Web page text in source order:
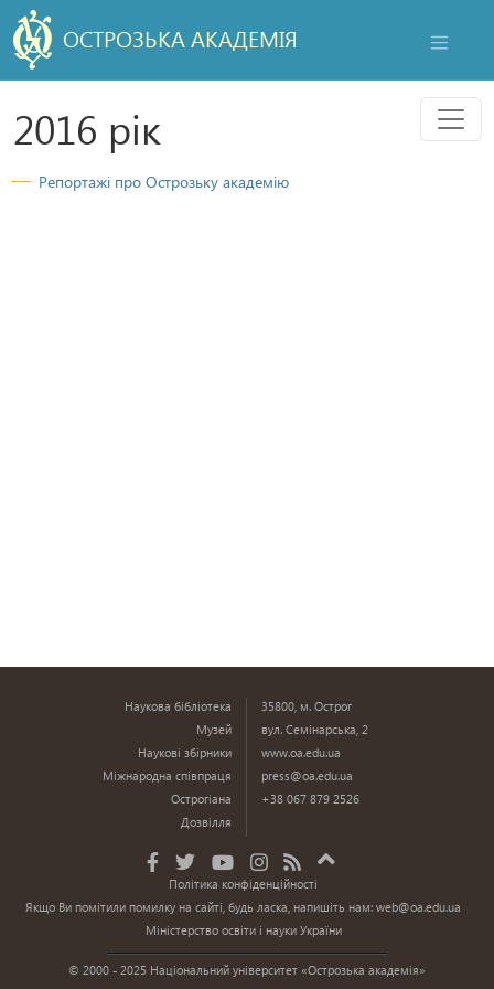
ОСТРОЗЬКА АКАДЕМІЯ
2016 рік Меню
Репортажі про Острозьку академію
Наукова бібліотека
Музей
Наукові збірники
Міжнародна співпраця
Острогіана
Дозвілля
35800, м. Острог
вул. Семінарська, 2
www.oa.edu.ua
press@oa.edu.ua
+38 067 879 2526
Політика конфіденційності
Якщо Ви помітили помилку на сайті, будь ласка, напишіть нам:web@oa.edu.ua
Міністерство освіти і науки України
© 2000 - 2025 Національний університет «Острозька академія»